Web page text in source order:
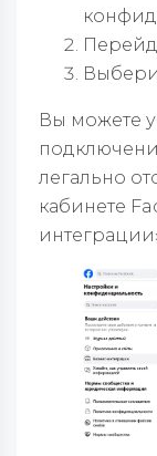
Вы можете
легально
кабинете